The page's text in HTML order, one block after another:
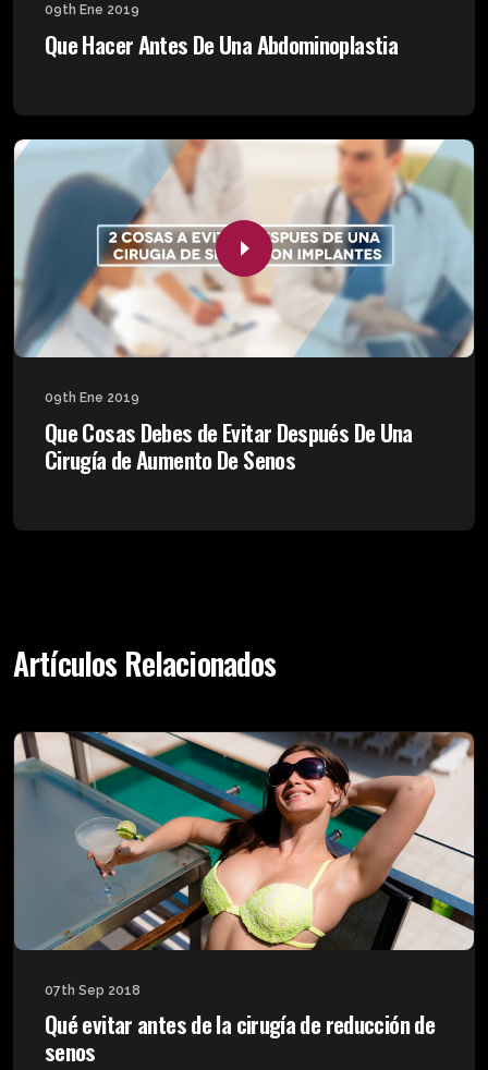
09th Ene 2019
Que Hacer Antes De Una Abdominoplastia
09th Ene 2019
Que Cosas Debes de Evitar Después De Una
Cirugía de Aumento De Senos
Artículos Relacionados
07th Sep 2018
Qué evitar antes de la cirugía de reducción de
senos